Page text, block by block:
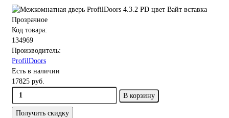
Код товара:
134969
Производитель:
ProfilDoors
Есть в наличии
17825 руб.
В корзину
Получить скидку